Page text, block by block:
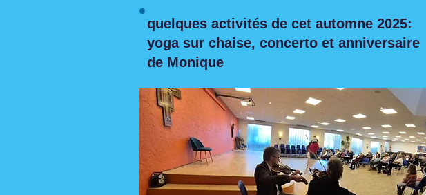
quelques activités de cet automne 2025:
yoga sur chaise, concerto et anniversaire
de Monique